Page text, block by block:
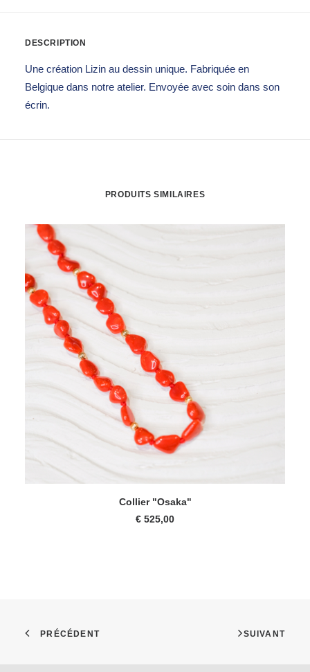
DESCRIPTION
Une création Lizin au dessin unique. Fabriquée en
Belgique dans notre atelier. Envoyée avec soin dans son
écrin.
PRODUITS SIMILAIRES
AJOUTER AU PANIER
Collier "Osaka"
€ 525,00